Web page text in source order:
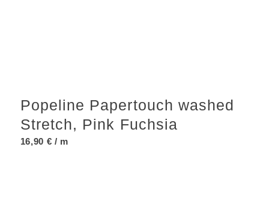
Popeline Papertouch washed
Stretch, Pink Fuchsia
16,90 € / m